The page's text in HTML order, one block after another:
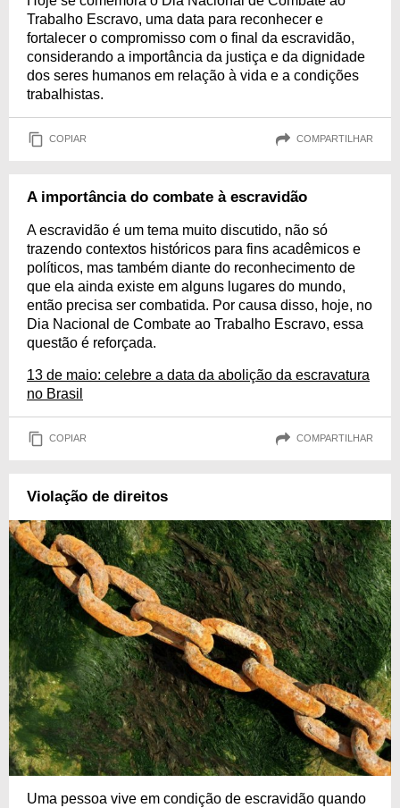
Trabalho Escravo, uma data para reconhecer e
fortalecer o compromisso com o final da escravidão,
considerando a importância da justiça e da dignidade
dos seres humanos em relação à vida e a condições
trabalhistas.
COPIAR COMPARTILHAR
A importância do combate à escravidão
A escravidão é um tema muito discutido, não só
trazendo contextos históricos para fins acadêmicos e
políticos, mas também diante do reconhecimento de
que ela ainda existe em alguns lugares do mundo,
então precisa ser combatida. Por causa disso, hoje, no
Dia Nacional de Combate ao Trabalho Escravo, essa
questão é reforçada.
13 de maio: celebre a data da abolição da escravatura
no Brasil
COPIAR COMPARTILHAR
Violação de direitos
Uma pessoa vive em condição de escravidão quando